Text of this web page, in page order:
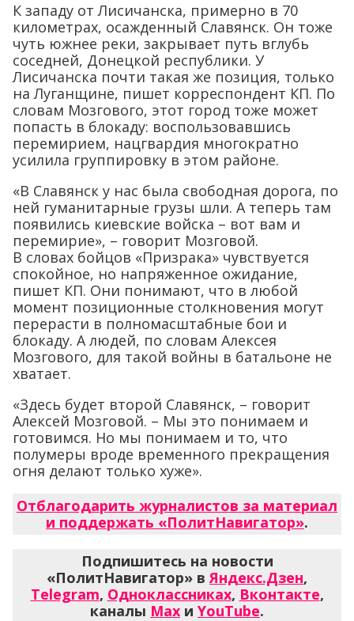
К западу от Лисичанска, примерно в 70
километрах, осажденный Славянск. Он тоже
чуть южнее реки, закрывает путь вглубь
соседней, Донецкой республики. У
Лисичанска почти такая же позиция, только
на Луганщине, пишет корреспондент КП. По
словам Мозгового, этот город тоже может
попасть в блокаду: воспользовавшись
перемирием, нацгвардия многократно
усилила группировку в этом районе.
«В Славянск у нас была свободная дорога, по
ней гуманитарные грузы шли. А теперь там
появились киевские войска – вот вам и
перемирие», – говорит Мозговой.
В словах бойцов «Призрака» чувствуется
спокойное, но напряженное ожидание,
пишет КП. Они понимают, что в любой
момент позиционные столкновения могут
перерасти в полномасштабные бои и
блокаду. А людей, по словам Алексея
Мозгового, для такой войны в батальоне не
хватает.
«Здесь будет второй Славянск, – говорит
Алексей Мозговой. – Мы это понимаем и
готовимся. Но мы понимаем и то, что
полумеры вроде временного прекращения
огня делают только хуже».
Отблагодарить журналистов за материал
и поддержать «ПолитНавигатор».
Подпишитесь на новости
«ПолитНавигатор» вЯндекс.Дзен,
Telegram, Одноклассниках, Вконтакте,
каналы Max и YouTube.